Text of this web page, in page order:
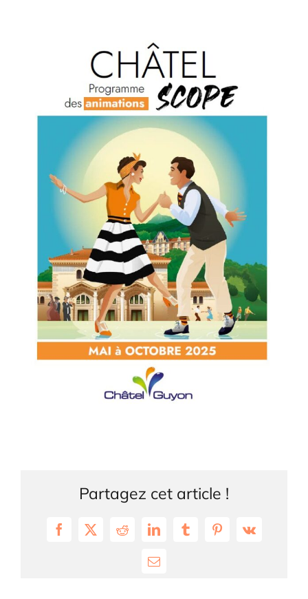
Partagez cet article !
Facebook
X RedditLinkedInTumblrPinterest
Vk
Email